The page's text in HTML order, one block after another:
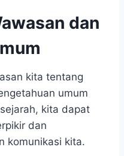
dan
kita tentang
umum
kita dapat
dan
komunikasi kita.